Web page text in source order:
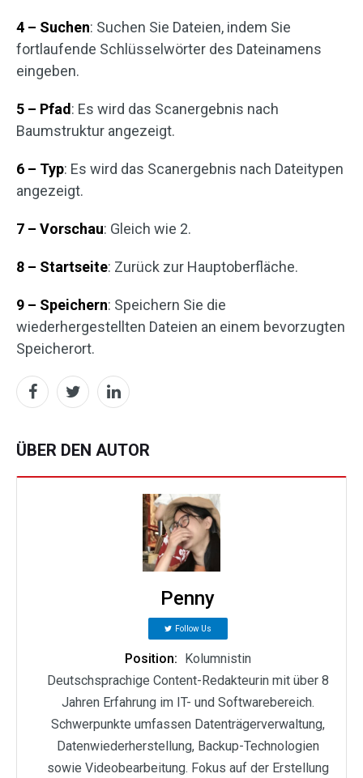
4 – Suchen: Suchen Sie Dateien, indem Sie
fortlaufende Schlüsselwörter des Dateinamens
eingeben. ­­­
5 – Pfad : Es wird das Scanergebnis nach
Baumstruktur angezeigt.
6 – Typ: Es wird das Scanergebnis nach Dateitypen
angezeigt.
7 – Vorschau: Gleich wie 2.
8 – Startseite: Zurück zur Hauptoberfläche.
9 – Speichern: Speichern Sie die
wiederhergestellten Dateien an einem bevorzugten
Speicherort.
ÜBER DEN AUTOR
Penny
Follow Us
Position: Kolumnistin
Deutschsprachige Content-Redakteurin mit über 8
Jahren Erfahrung im IT- und Softwarebereich.
Schwerpunkte umfassen Datenträgerverwaltung,
Datenwiederherstellung, Backup-Technologien
sowie Videobearbeitung. Fokus auf der Erstellung